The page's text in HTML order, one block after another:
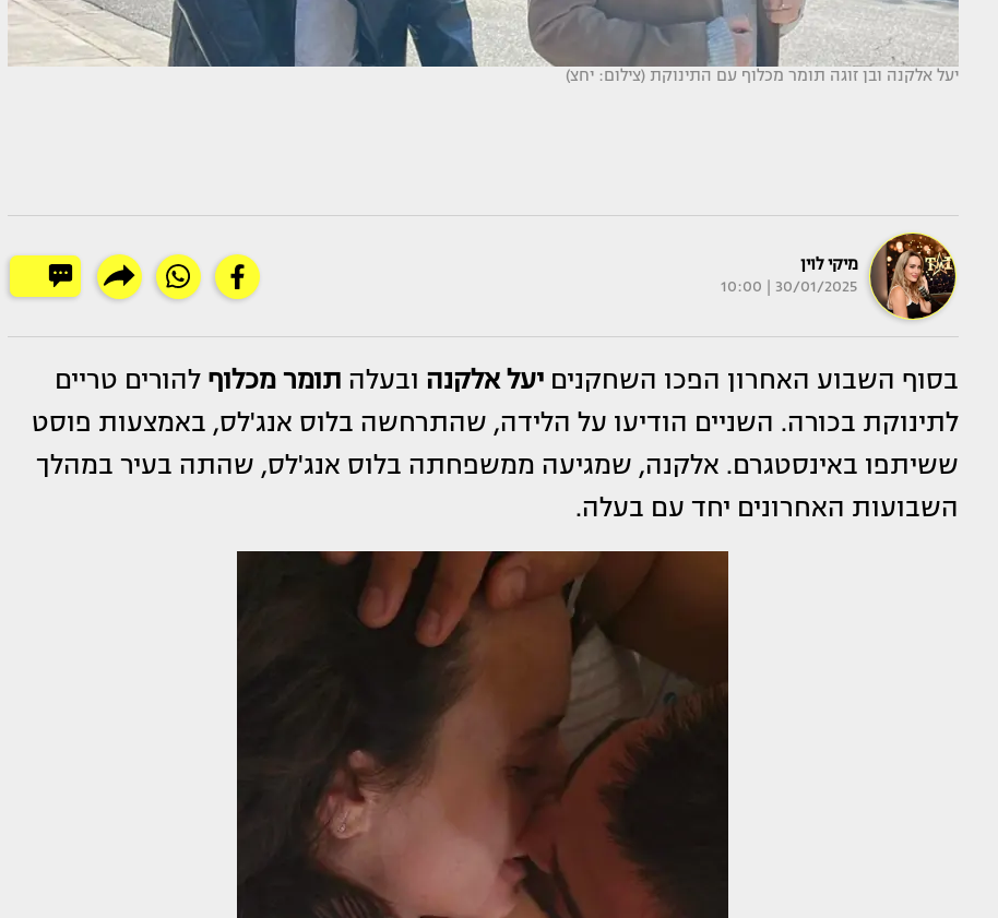
יעל אלקנה ובן זוגה תומר מכלוף עם התינוקת (צילום: יחצ)
מיקי לוין
30/01/2025 | 10:00
בסוף השבוע האחרון הפכו השחקניםיעל אלקנה ובעלה תומר מכלוף להורים טריים
לתינוקת בכורה. השניים הודיעו על הלידה, שהתרחשה בלוס אנג'לס, באמצעות פוסט
ששיתפו באינסטגרם. אלקנה, שמגיעה ממשפחתה בלוס אנג'לס, שהתה בעיר במהלך
השבועות האחרונים יחד עם בעלה.